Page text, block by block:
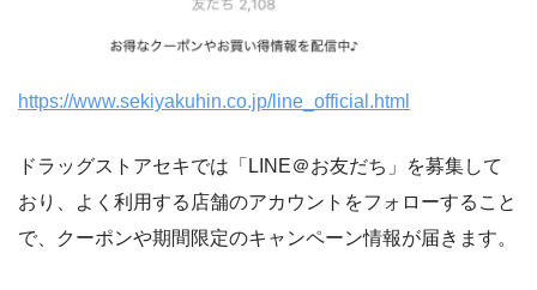
https://www.sekiyakuhin.co.jp/line_official.html
ドラッグストアセキでは「LINE＠お友だち」を募集して
おり、よく利用する店舗のアカウントをフォローすること
で、クーポンや期間限定のキャンペーン情報が届きます。